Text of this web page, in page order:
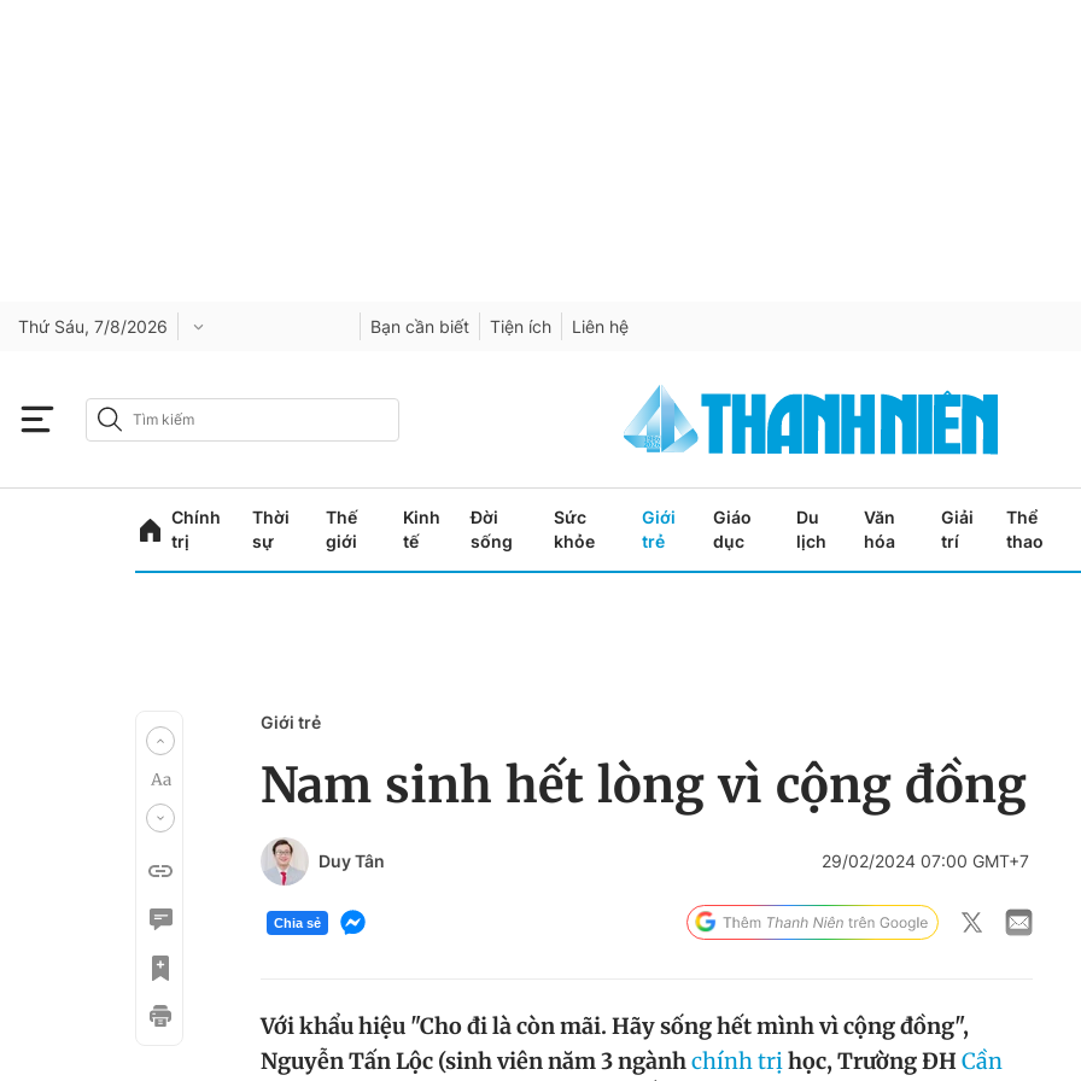
Thứ Sáu, 7/8/2026 Bạn cần biết Tiện ích Liên hệ
Chính
trị
Thời
sự
Thế
giới
Kinh
tế
Đời
sống
Sức
khỏe
Giới
trẻ
Giáo
dục
Du
lịch
Văn
hóa
Giải
trí
Thể
thao
Giới trẻ
Nam sinh hết lòng vì cộng đồng
Duy Tân 29/02/2024 07:00 GMT+7
Chia sẻ
Với khẩu hiệu "Cho đi là còn mãi. Hãy sống hết mình vì cộng đồng",
Nguyễn Tấn Lộc (sinh viên năm 3 ngànhchính trịhọc, Trường ĐHCần